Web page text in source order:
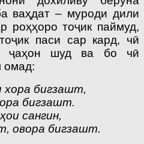
ваҳдат – муроди дили
роҳҳоро тоҷик паймуд,
паси сар кард, чӣ
ҷаҳон шуд ва бо чӣ
омад:
хора бигзашт,
бигзашт.
сангин,
овора бигзашт.